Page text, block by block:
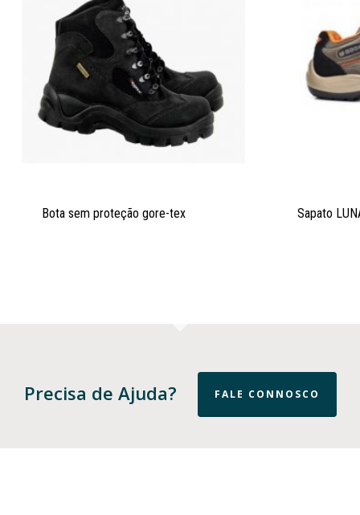
Bota sem proteção gore-tex Sapato
Precisa de Ajuda? FALE CONNOSCO